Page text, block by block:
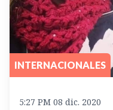
INTERNACIONALES
5:27 PM 08 dic. 2020